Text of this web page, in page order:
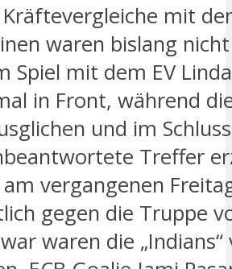
mit
waren bislang
Spiel mit dem EV
in Front, während
und im
Treffer
vergangenen
gegen die Truppe
waren die